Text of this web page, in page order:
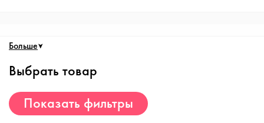
Больше
Выбрать товар
Показать фильтры